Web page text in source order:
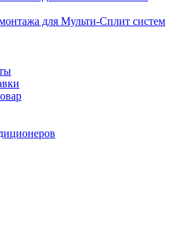
для Мульти-Сплит систем